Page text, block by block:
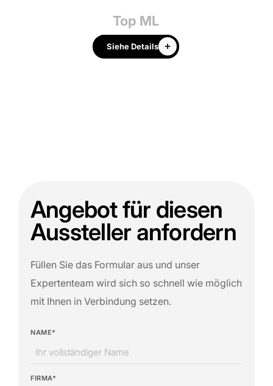
Top ML
Siehe Details
Angebot für diesen
Aussteller anfordern
Füllen Sie das Formular aus und unser
Expertenteam wird sich so schnell wie möglich
mit Ihnen in Verbindung setzen.
NAME*
FIRMA*